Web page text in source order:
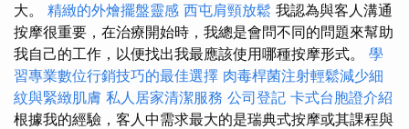
大。 精緻的外燴擺盤靈感 西屯肩頸放鬆 我認為與客人溝通
按摩很重要，在治療開始時，我總是會問不同的問題來幫助
我自己的工作，以便找出我最應該使用哪種按摩形式。 學
習專業數位行銷技巧的最佳選擇 肉毒桿菌注射輕鬆減少細
紋與緊緻肌膚 私人居家清潔服務 公司登記 卡式台胞證介紹
根據我的經驗，客人中需求最大的是瑞典式按摩或其課程與